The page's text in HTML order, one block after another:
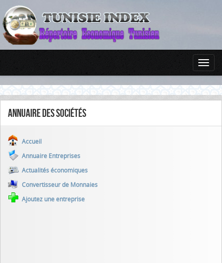
Annuaire des sociétés
Accueil
Annuaire Entreprises
Actualités économiques
Convertisseur de Monnaies
Ajoutez une entreprise